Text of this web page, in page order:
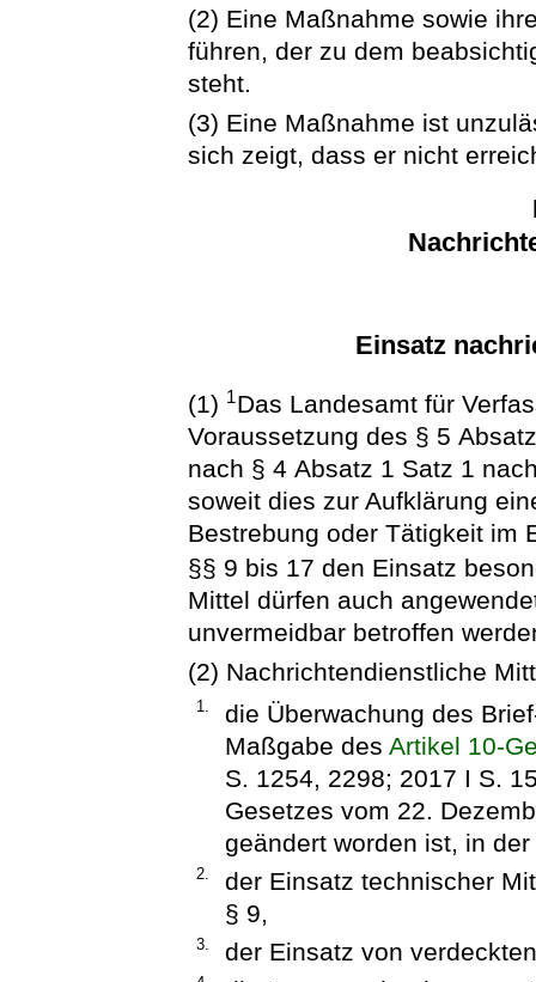
(2) Eine Maßnahme sowie
führen, der zu dem
steht.
(3) Eine Maßnahme ist
sich zeigt, dass er nicht
Einsatz
(1) 1Das Landesamt für
Voraussetzung des § 5
nach § 4 Absatz 1 Satz 1
soweit dies zur Aufklärung
Bestrebung oder Tätigkeit im
§§ 9 bis 17 den Einsatz
Mittel dürfen auch
unvermeidbar betroffen
(2) Nachrichtendienstliche
1.
die Überwachung des
Maßgabe des Artikel 10-
S. 1254, 2298; 2017 I S.
Gesetzes vom 22.
geändert worden ist, in
2.
der Einsatz technischer
§ 9,
3. der Einsatz von